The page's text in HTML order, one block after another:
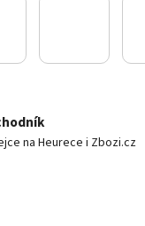
na Heurece i Zbozi.cz